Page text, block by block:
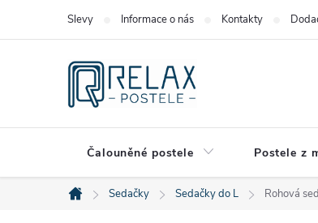
Slevy Informace o nás Kontakty
Čalouněné postele Postele z
Domů
Sedačky Sedačky do L Rohová